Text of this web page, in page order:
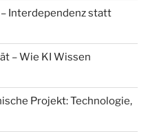
Interdependenz statt
– Wie KI Wissen
Projekt: Technologie,